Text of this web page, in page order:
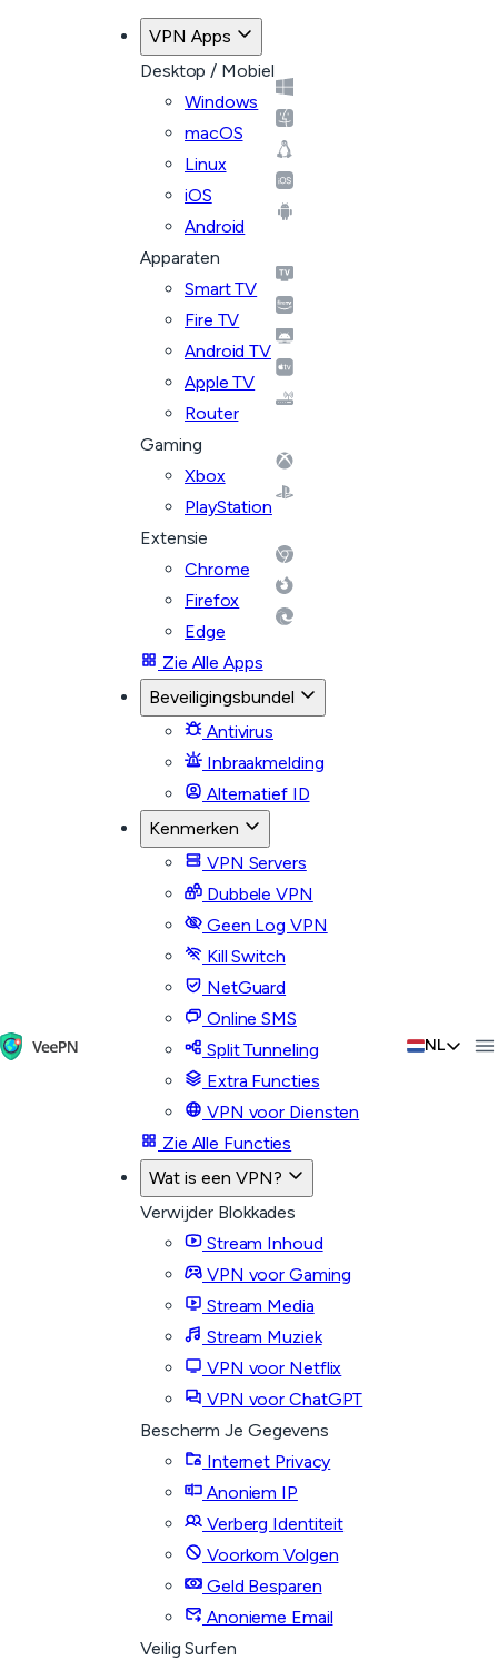
VPN Apps
Desktop / Mobiel
Windows
macOS
Linux
iOS
Android
Apparaten
Smart TV
Fire TV
Android TV
Apple TV
Router
Gaming
Xbox
PlayStation
Extensie
Chrome
Firefox
Edge
Zie Alle Apps
Beveiligingsbundel
Antivirus
Inbraakmelding
Alternatief ID
Kenmerken
VPN Servers
Dubbele VPN
Geen Log VPN
Kill Switch
NetGuard
Online SMS
Split Tunneling
Extra Functies
VPN voor Diensten
Zie Alle Functies
Wat is een VPN?
Verwijder Blokkades
Stream Inhoud
VPN voor Gaming
Stream Media
Stream Muziek
VPN voor Netflix
VPN voor ChatGPT
Bescherm Je Gegevens
Internet Privacy
Anoniem IP
Verberg Identiteit
Voorkom Volgen
Geld Besparen
Anonieme Email
Veilig Surfen
NL